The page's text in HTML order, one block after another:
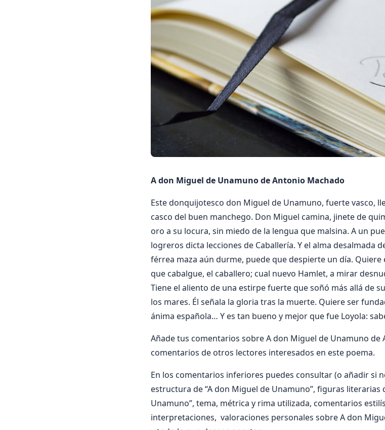
A don Miguel de Unamuno de Antonio Machado
Este donquijotesco don Miguel de Unamuno, fuerte vasco,
casco del buen manchego. Don Miguel camina, jinete de
oro a su locura, sin miedo de la lengua que malsina. A un
logreros dicta lecciones de Caballería. Y el alma desalmada
férrea maza aún durme, puede que despierte un día. Quiere
que cabalgue, el caballero; cual nuevo Hamlet, a mirar
Tiene el aliento de una estirpe fuerte que soñó más allá de
los mares. Él señala la gloria tras la muerte. Quiere ser
ánima española… Y es tan bueno y mejor que fue Loyola:
Añade tus comentarios sobre A don Miguel de Unamuno
comentarios de otros lectores interesados en este poema.
En los comentarios inferiores puedes consultar (o añadir si
estructura de “A don Miguel de Unamuno”, figuras literarias
Unamuno”, tema, métrica y rima utilizada, comentarios
interpretaciones, valoraciones personales sobre A don